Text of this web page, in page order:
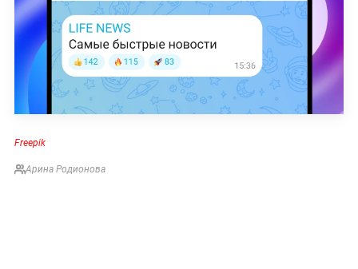
Freepik
Арина Родионова